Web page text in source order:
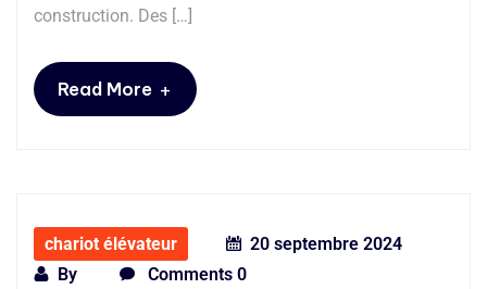
construction. Des […]
Read More +
chariot élévateur
20 septembre 2024
By
Comments 0